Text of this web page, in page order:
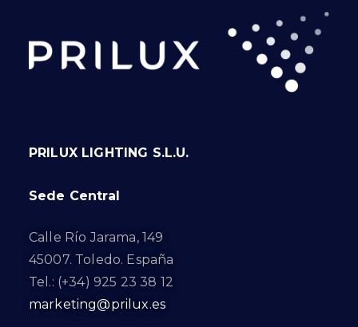
PRILUX LIGHTING S.L.U.
Sede Central
Calle Río Jarama, 149
45007. Toledo. España
Tel.: (+34) 925 23 38 12
marketing@prilux.es